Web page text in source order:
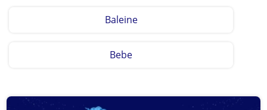
Baleine
Bebe